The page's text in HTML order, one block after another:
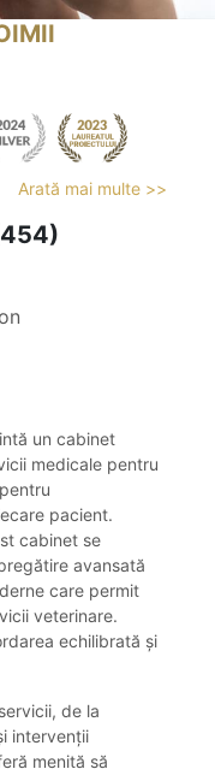
Arată mai multe >>
un cabinet
medicale pentru
pacient.
cabinet se
avansată
care permit
veterinare.
echilibrată și
de la
intervenții
menită să